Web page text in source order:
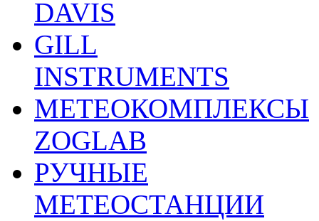
DAVIS
GILL
INSTRUMENTS
МЕТЕОКОМПЛЕКСЫ
ZOGLAB
РУЧНЫЕ
МЕТЕОСТАНЦИИ